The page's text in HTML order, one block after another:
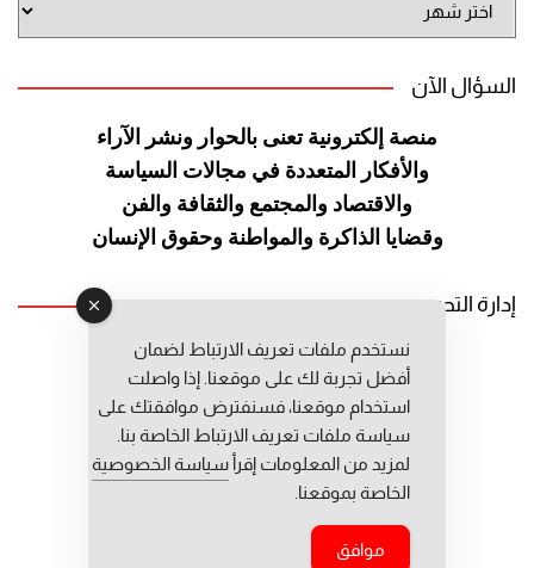
الموقع
السؤال الآن
منصة إلكترونية تعنى بالحوار ونشر الآراء
والأفكار المتعددة في مجالات السياسة
والاقتصاد والمجتمع والثقافة والفن
وقضايا الذاكرة والمواطنة وحقوق الإنسان
إدارة التحرير
رئيس التحرير: عبد الرحيم التوراني
رئيس التحرير المساعد: المعطي قبال
مديرة التحرير: فاطمة حوحو
جميع حقوق النشر محفوظة © 2026
نستخدم ملفات تعريف الارتباط لضمان
أفضل تجربة لك على موقعنا. إذا واصلت
استخدام موقعنا، فسنفترض موافقتك على
سياسة ملفات تعريف الارتباط الخاصة بنا.
لمزيد من المعلومات إقرأ سياسة الخصوصية
الخاصة بموقعنا.
موافق